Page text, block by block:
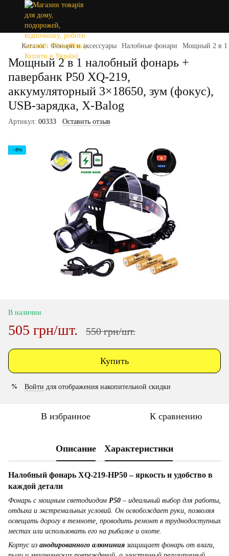
Каталог Фонари и аксессуары Налобные фонари Мощный 2 в 1
Мощный 2 в 1 налобный фонарь +
павербанк P50 XQ-219,
аккумуляторный 3×18650, зум (фокус),
USB-зарядка, X-Balog
Артикул: 00333 Оставить отзыв
−8%
В наличии
505 грн/шт. 550 грн/шт.
Купить
% Войти для отображения накопительной скидки
В избранное К сравнению
Описание Характеристики
Налобный фонарь XQ-219-HP50 – яркость и удобство в
каждой детали
Фонарь с мощным светодиодом P50 – идеальный выбор для работы,
отдыха и экстремальных условий. Он освобождает руки, позволяя
освещать дорогу в темноте, проводить ремонт в труднодоступных
местах или использовать его на рыбалке и охоте.
Корпус из анодированного алюминия защищает фонарь от влаги,